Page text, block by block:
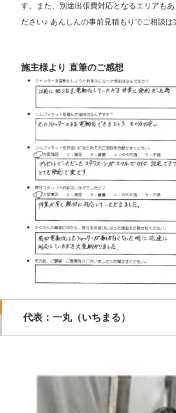
す。また、別途出張費対応となるエリアも
ださい♪ あんしんの事前見積もりでご相談は
施主様より 直筆のご感想
代表：一丸（いちまる）